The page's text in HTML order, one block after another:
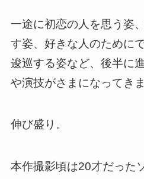
一途に初恋の人を思う姿
す姿、好きな人のために
逡巡する姿など、後半に
や演技がさまになってきま
伸び盛り。
本作撮影頃は20才だった